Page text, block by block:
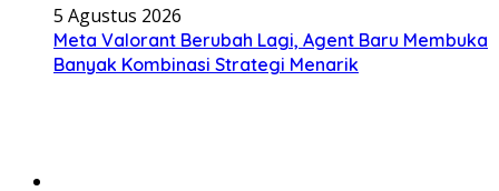
5 Agustus 2026
Meta Valorant Berubah Lagi, Agent Baru Membuka
Banyak Kombinasi Strategi Menarik